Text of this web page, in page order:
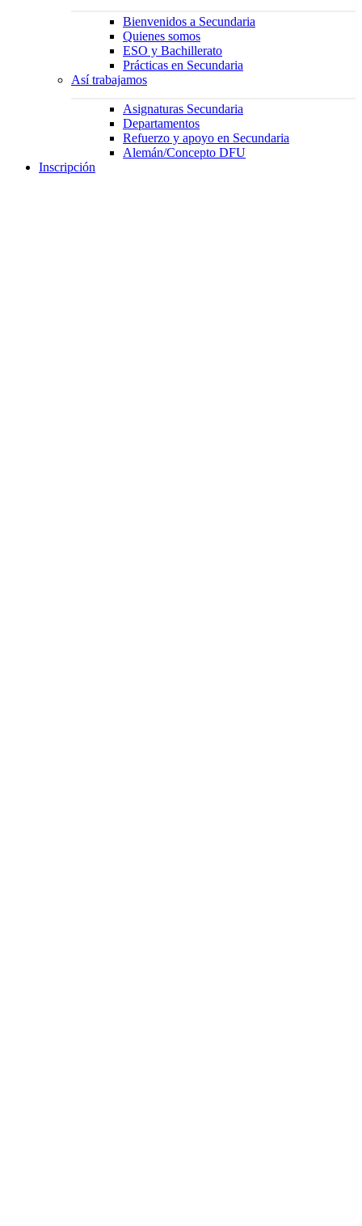
Bienvenidos a Secundaria
Quienes somos
ESO y Bachillerato
Prácticas en Secundaria
Así trabajamos
Asignaturas Secundaria
Departamentos
Refuerzo y apoyo en Secundaria
Alemán/Concepto DFU
Inscripción